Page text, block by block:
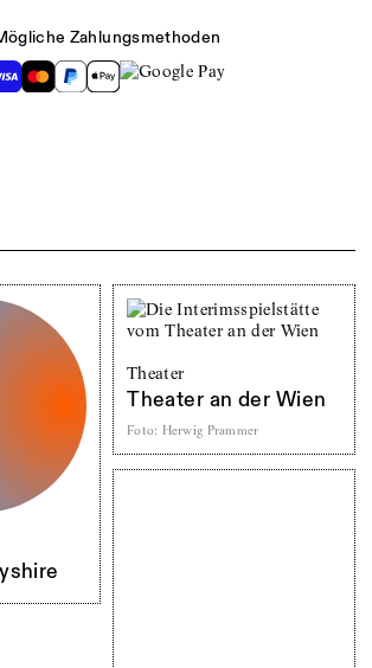
Zahlungsmethoden
Theater
Theater an der Wien
Foto: Herwig Prammer